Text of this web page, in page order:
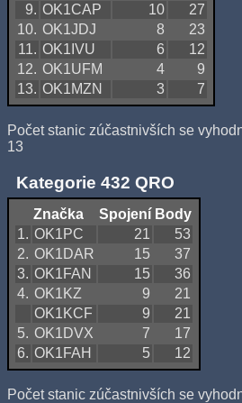
9. OK1CAP 10
27
10. OK1JDJ 8
23
11. OK1IVU 6
12
12. OK1UFM 4
9
13. OK1MZN 3 7
Počet stanic zúčastnivších se
13
Kategorie 432 QRO
Značka Spojení Body
1. OK1PC 21
53
2. OK1DAR 15
37
3. OK1FAN 15
36
4. OK1KZ 9
21
OK1KCF
9
21
5. OK1DVX 7
17
6. OK1FAH 5 12
Počet stanic zúčastnivších se